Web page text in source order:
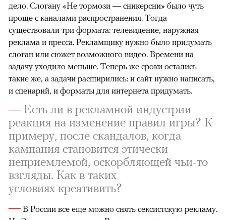
дело. Слогану «Не тормози — сникерсни» было чуть
проще с каналами распространения. Тогда
существовали три формата: телевидение, наружная
реклама и пресса. Рекламщику нужно было придумать
слоган или сюжет возможного видео. Времени на
задачу уходило меньше. Теперь же сроки остались
такие же, а задачи расширились: и сайт нужно написать,
и сценарий, и форматы для интернета придумать.
—Есть ли в рекламной индустрии
реакция на изменение правил игры? К
примеру, после скандалов, когда
кампания становится этически
неприемлемой, оскорбляющей чьи-то
взгляды. Как в таких
условиях креативить?
—В России все еще можно снять сексистскую рекламу.